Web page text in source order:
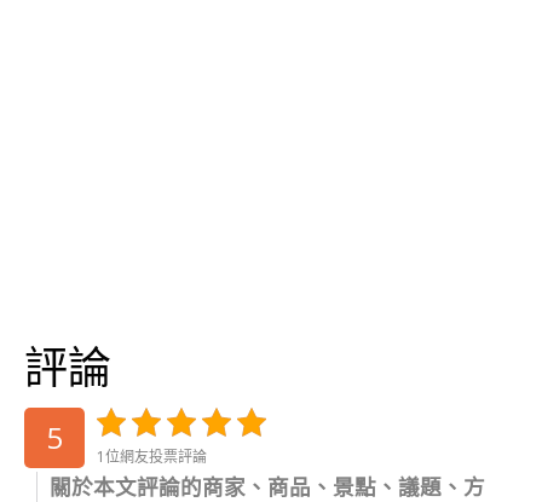
評論
5 1位網友投票評論
關於本文評論的商家、商品、景點、議題、方